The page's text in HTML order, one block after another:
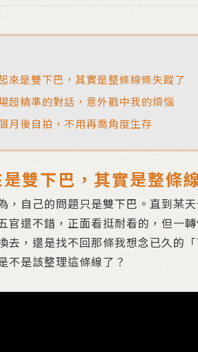
來是雙下巴，其實是整條線條失蹤了
超精準的對話，意外戳中我的煩惱
月後自拍，不用再喬角度生存
雙下巴，其實是整條
，自己的問題只是雙下巴。直到某
官還不錯，正面看挺耐看的，但一
去，還是找不回那條我想念已久的
不是該整理這條線了？